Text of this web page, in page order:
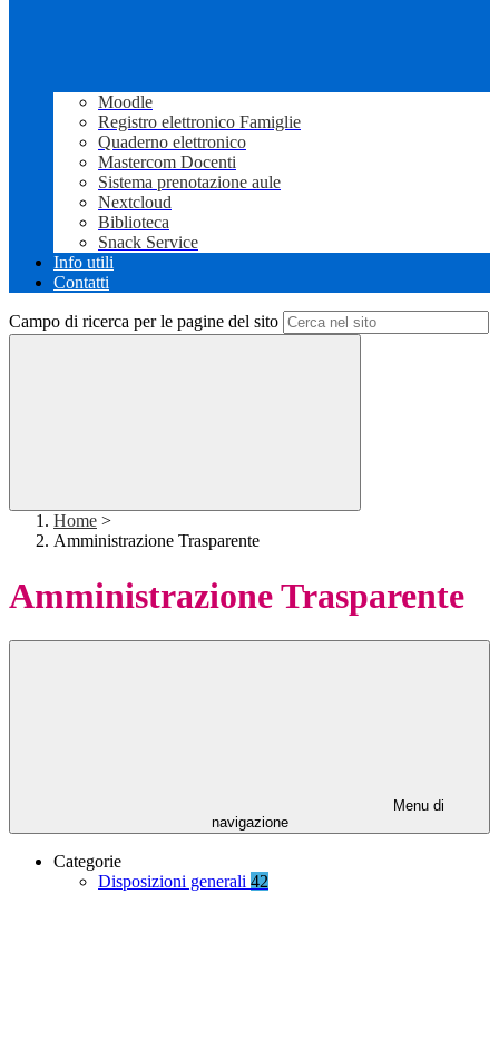
Moodle
Registro elettronico Famiglie
Quaderno elettronico
Mastercom Docenti
Sistema prenotazione aule
Nextcloud
Biblioteca
Snack Service
Info utili
Contatti
Campo di ricerca per le pagine del sito
Home >
Amministrazione Trasparente
Amministrazione Trasparente
Menu di
navigazione
Categorie
Disposizioni generali 42